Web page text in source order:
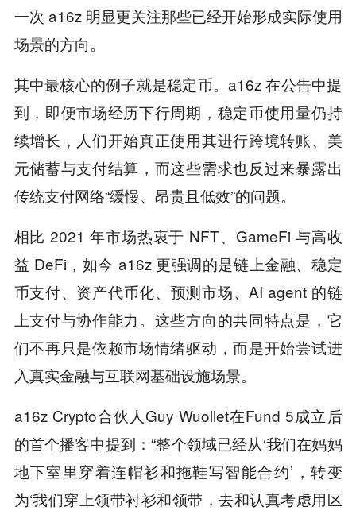
一次 a16z 明显更关注那些已经开始形成实际使用
场景的方向。
其中最核心的例子就是稳定币。a16z 在公告中提
到，即便市场经历下行周期，稳定币使用量仍持
续增长，人们开始真正使用其进行跨境转账、美
元储蓄与支付结算，而这些需求也反过来暴露出
传统支付网络“缓慢、昂贵且低效”的问题。
相比 2021 年市场热衷于 NFT、GameFi 与高收
益 DeFi，如今 a16z 更强调的是链上金融、稳定
币支付、资产代币化、预测市场、AI agent 的链
上支付与协作能力。这些方向的共同特点是，它
们不再只是依赖市场情绪驱动，而是开始尝试进
入真实金融与互联网基础设施场景。
a16z Crypto合伙人Guy Wuollet在Fund 5成立后
的首个播客中提到：“整个领域已经从‘我们在妈妈
地下室里穿着连帽衫和拖鞋写智能合约’，转变
为‘我们穿上领带衬衫和领带，去和认真考虑用区